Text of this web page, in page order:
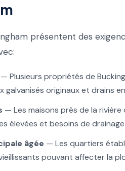
présentent des
— Plusieurs propriétés de
galvanisés originaux et drains
— Les maisons près de la
élevées et besoins de
âgée — Les quartiers
pouvant affecter la